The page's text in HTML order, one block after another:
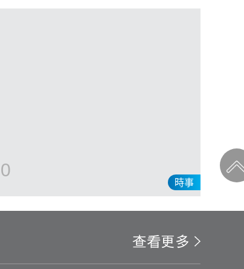
時事
0